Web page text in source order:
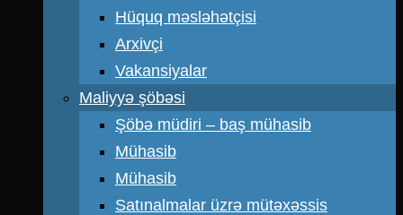
Hüquq məsləhətçisi
Arxivçi
Vakansiyalar
Maliyyə şöbəsi
Şöbə müdiri – baş mühasib
Mühasib
Mühasib
Satınalmalar üzrə mütəxəssis